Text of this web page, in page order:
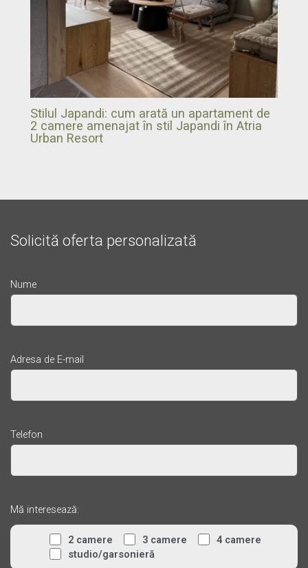
Stilul Japandi: cum arată un apartament de
2 camere amenajat în stil Japandi în Atria
Urban Resort
Solicită oferta personalizată
Nume
Adresa de E-mail
Telefon
Mă interesează:
2 camere 3 camere
4 camere
studio/garsonieră